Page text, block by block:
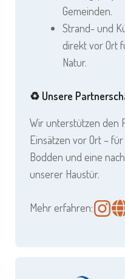
Gemeinden.
Strand- und
direkt vor Ort
Natur.
♻️ Unsere
Wir unterstützen den
Einsätzen vor Ort –
Bodden und eine
unserer Haustür.
Mehr erfahren: